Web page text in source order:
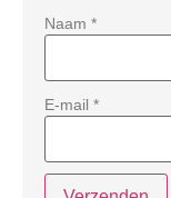
Naam *
E-mail *